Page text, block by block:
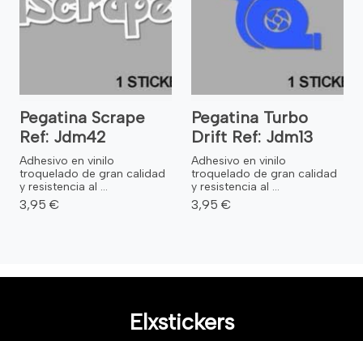
Pegatina Scrape
Ref: Jdm42
Adhesivo en vinilo
troquelado de gran calidad
y resistencia al ...
3,95 €
Pegatina Turbo
Drift Ref: Jdm13
Adhesivo en vinilo
troquelado de gran calidad
y resistencia al ...
3,95 €
Elxstickers